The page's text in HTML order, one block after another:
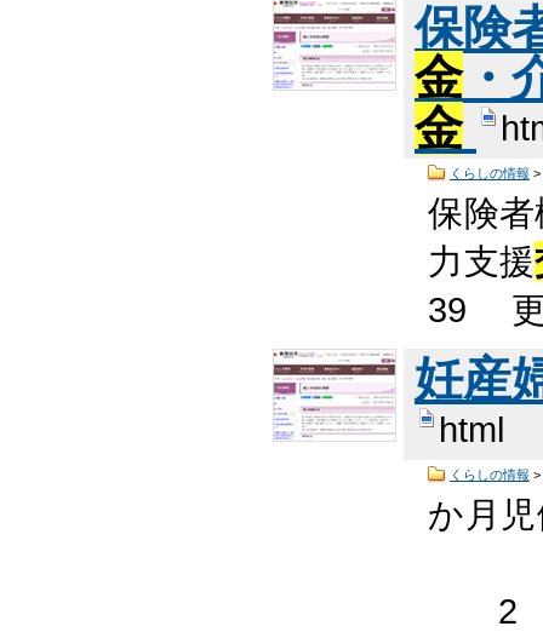
保険
金・
金
くらしの情報 >
保険
力支援
39
妊産
html
くらしの情報 >
か月
2 領